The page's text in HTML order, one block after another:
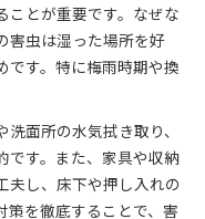
ことが重要です。なぜな
害虫は湿った場所を好
です。特に梅雨時期や換
面所の水気拭き取り、
です。また、家具や収納
夫し、床下や押し入れの
策を徹底することで、害